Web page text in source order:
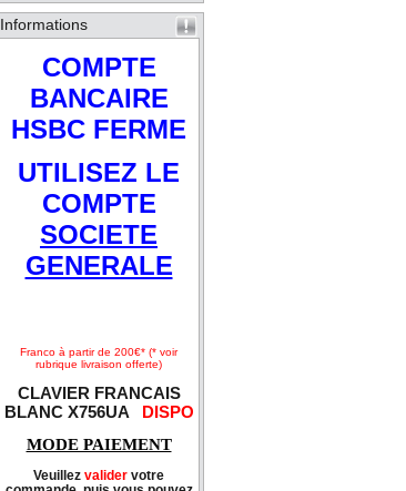
Informations
COMPTE
BANCAIRE
HSBC FERME
UTILISEZ LE
COMPTE
SOCIETE
GENERALE
Franco à partir de 200€* (* voir
rubrique livraison offerte)
CLAVIER FRANCAIS
BLANC X756UA DISPO
MODE PAIEMENT
Veuillez valider votre